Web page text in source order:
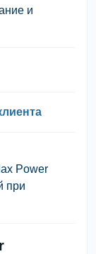
и
Power
при